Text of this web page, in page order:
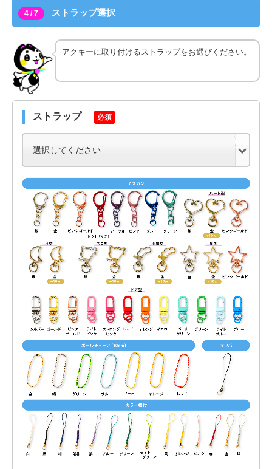
4 / 7 ストラップ選択
アクキーに取り付けるストラップをお選びください。
ストラップ 必須